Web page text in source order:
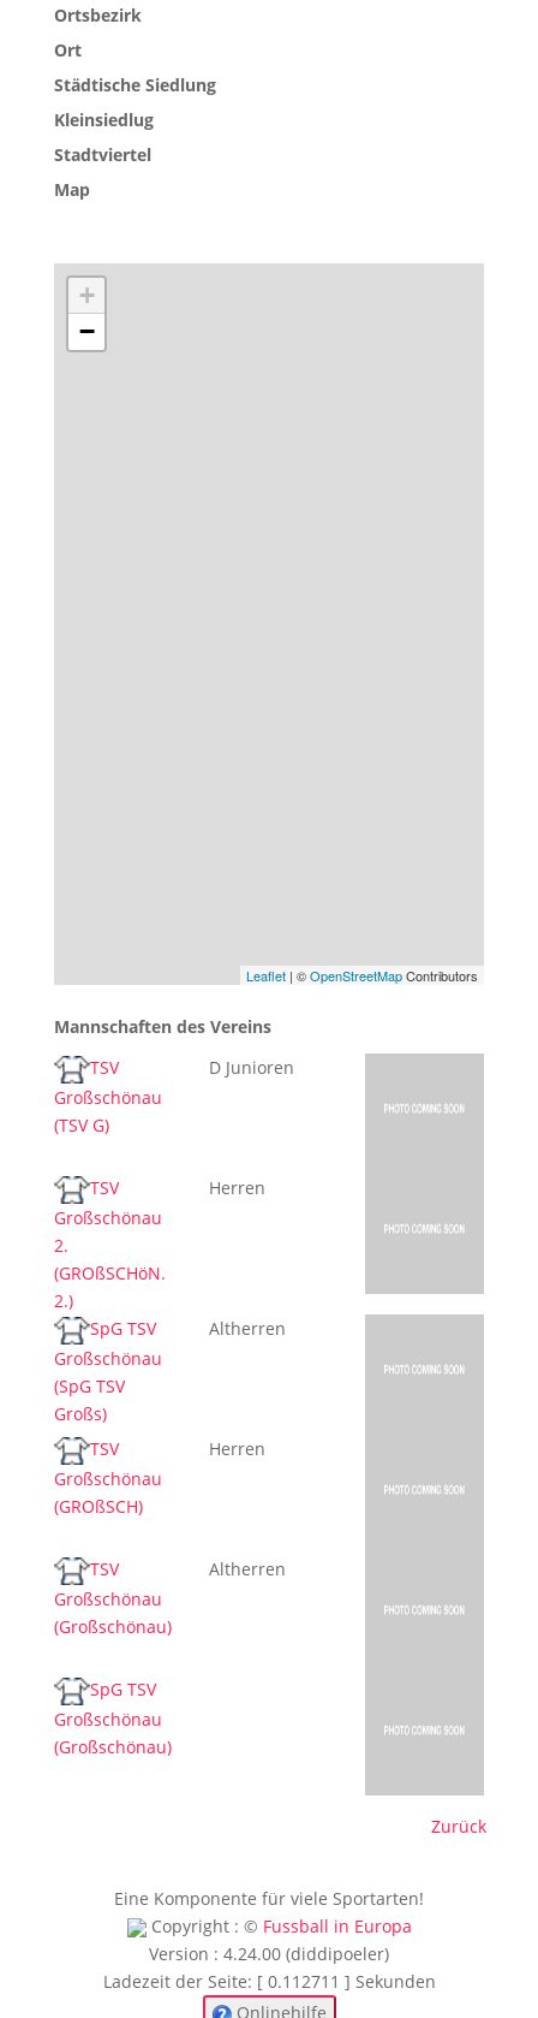
Ortsbezirk
Ort
Städtische Siedlung
Kleinsiedlug
Stadtviertel
Map
+
−
Leaflet | ©OpenStreetMapContributors
Mannschaften des Vereins
TSV
Großschönau
(TSV G)
D Junioren
TSV
Großschönau
2.
(GROßSCHöN.
2.)
Herren
SpG TSV
Großschönau
(SpG TSV
Großs)
Altherren
TSV
Großschönau
(GROßSCH)
Herren
TSV
Großschönau
(Großschönau)
Altherren
SpG TSV
Großschönau
(Großschönau)
Zurück
Eine Komponente für viele Sportarten!
Copyright : © Fussball in Europa
Version : 4.24.00 (diddipoeler)
Ladezeit der Seite: [ 0.112711 ] Sekunden
Onlinehilfe